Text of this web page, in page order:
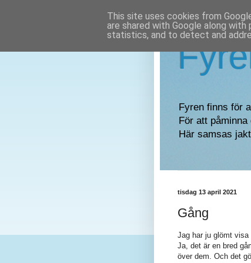
Fyren finns för
För att
Här samsas
tisdag 13 april 2021
Gång
Jag har ju glömt visa
Ja, det är en bred
över dem. Och det
This site uses cookies from
are shared with Google along
statistics, and to detect and